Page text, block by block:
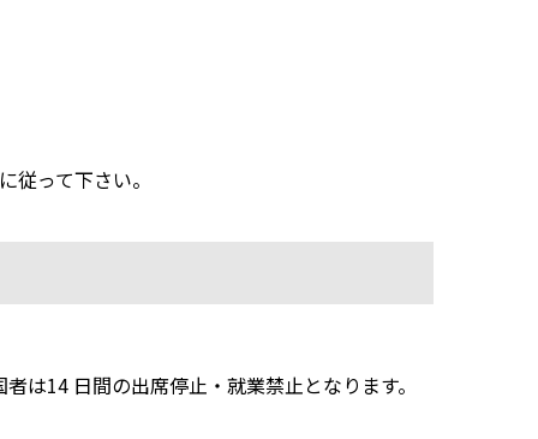
って下さい。
は14 日間の出席停止・就業禁止となります。